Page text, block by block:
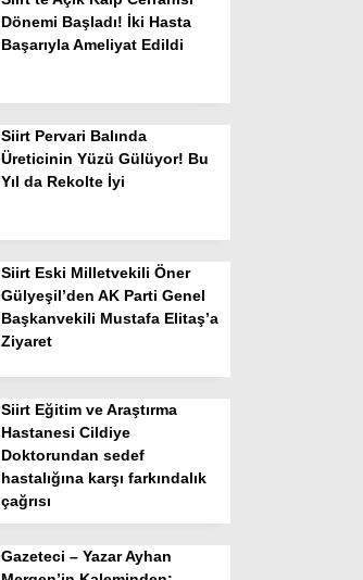
Dönemi Başladı! İki Hasta
Başarıyla Ameliyat Edildi
Siirt Pervari Balında
Üreticinin Yüzü Gülüyor! Bu
Yıl da Rekolte İyi
Siirt Eski Milletvekili Öner
Gülyeşil’den AK Parti Genel
Başkanvekili Mustafa Elitaş’a
Ziyaret
Siirt Eğitim ve Araştırma
Hastanesi Cildiye
Doktorundan sedef
hastalığına karşı farkındalık
çağrısı
Gazeteci – Yazar Ayhan